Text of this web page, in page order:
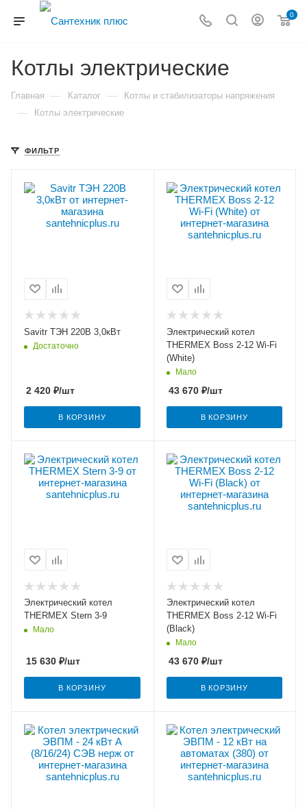
0
Котлы электрические
Главная — Каталог — Котлы и стабилизаторы напряжения
— Котлы электрические
ФИЛЬТР
Savitr ТЭН 220В 3,0кВт
Достаточно
2 420 ₽/шт
В КОРЗИНУ
Электрический котел
THERMEX Boss 2-12 Wi-Fi
(White)
Мало
43 670₽/шт
В КОРЗИНУ
Электрический котел
THERMEX Stern 3-9
Мало
15 630 ₽/шт
В КОРЗИНУ
Электрический котел
THERMEX Boss 2-12 Wi-Fi
(Black)
Мало
43 670₽/шт
В КОРЗИНУ